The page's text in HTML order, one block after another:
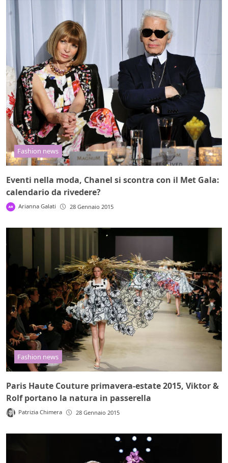
Fashion news
Eventi nella moda, Chanel si scontra con il Met Gala:
calendario da rivedere?
Arianna Galati 28 Gennaio 2015
Fashion news
Paris Haute Couture primavera-estate 2015, Viktor &
Rolf portano la natura in passerella
Patrizia Chimera 28 Gennaio 2015